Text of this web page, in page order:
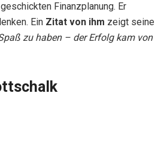
Finanzplanung. Er
Ein Zitat von ihm zeigt seine
zu haben – der Erfolg kam von